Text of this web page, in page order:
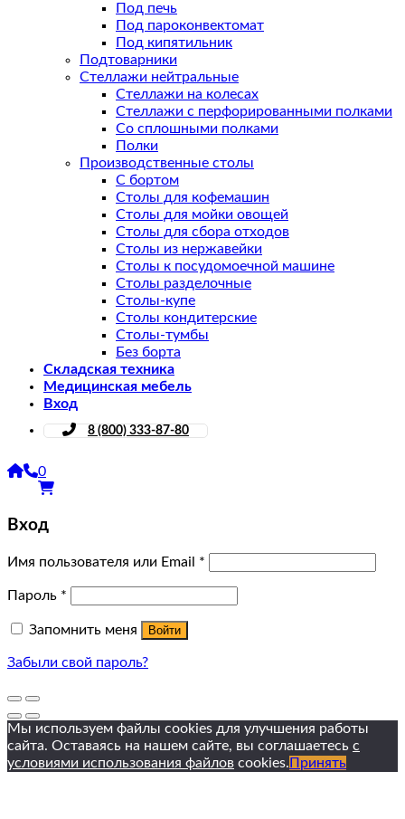
Под печь
Под пароконвектомат
Под кипятильник
Подтоварники
Стеллажи нейтральные
Стеллажи на колесах
Стеллажи с перфорированными полками
Со сплошными полками
Полки
Производственные столы
С бортом
Столы для кофемашин
Столы для мойки овощей
Столы для сбора отходов
Столы из нержавейки
Столы к посудомоечной машине
Столы разделочные
Столы-купе
Столы кондитерские
Столы-тумбы
Без борта
Складская техника
Медицинская мебель
Вход
8 (800) 333-87-80
0
Вход
Имя пользователя или Email *
Пароль *
Запомнить меня Войти
Забыли свой пароль?
Мы используем файлы cookies для улучшения работы
сайта. Оставаясь на нашем сайте, вы соглашаетесь с
условиями использования файлов cookies. Принять